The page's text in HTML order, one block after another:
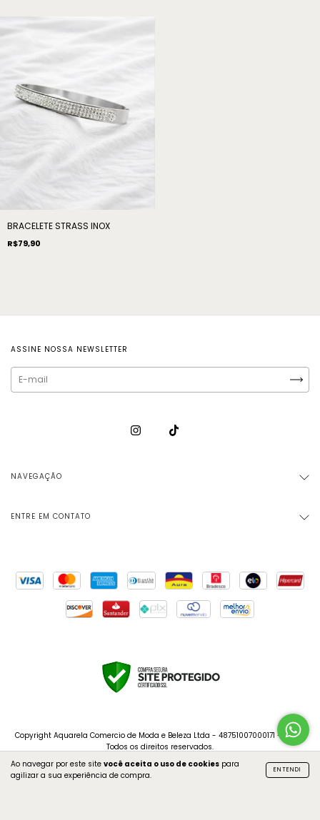
Ao navegar por este site você aceita o uso de cookies para
agilizar a sua experiência de compra.
ENTENDI
BRACELETE STRASS INOX
R$79,90
ASSINE NOSSA NEWSLETTER
NAVEGAÇÃO
ENTRE EM CONTATO
Copyright Aquarela Comercio de Moda e Beleza Ltda - 48751007000171 - 2026.
Todos os direitos reservados.